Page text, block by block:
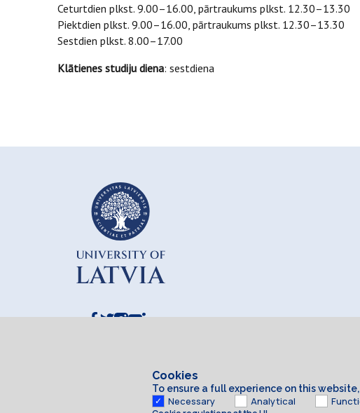
Ceturtdien plkst. 9.00–16.00, pārtraukums plkst. 12.30–13.30
Piektdien plkst. 9.00–16.00, pārtraukums plkst. 12.30–13.30
Sestdien plkst. 8.00–17.00
Klātienes studiju diena: sestdiena
Cookies
To ensure a full experience on this
Necessary Analytical